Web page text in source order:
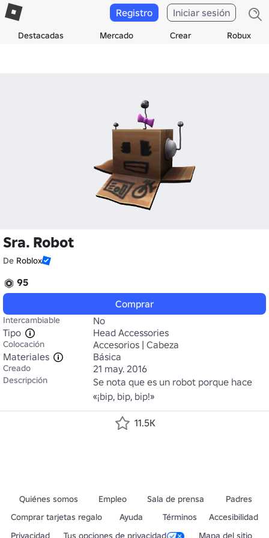
Destacadas Mercado Crear Robux
Registro Iniciar sesión
Sra. Robot
De Roblox
95
Comprar
Intercambiable
No
Tipo
Head Accessories
Colocación
Accesorios | Cabeza
Materiales
Básica
Creado 21 may. 2016
Descripción
Se nota que es un robot porque hace
«¡bip, bip, bip!»
11.5K
Quiénes somos Empleo Sala de prensa
Padres
Comprar tarjetas regalo
Ayuda Términos
Accesibilidad
Privacidad
Tus opciones de privacidad Mapa del sitio